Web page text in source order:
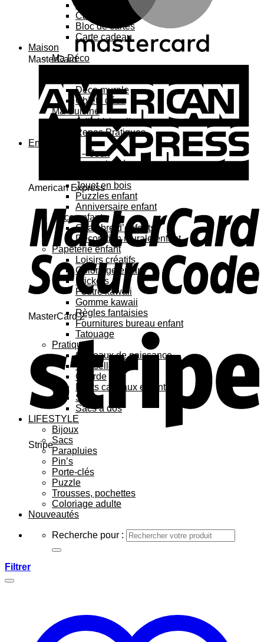
MasterCard
American Express
MasterCard 2
Stripe
Carte à sticker
Bloc de cartes
Carte cadeau
Maison
Ma Déco
Déco murale
Objets déco
Ma Cuisine
Jolie Vaisselle
Repas Pratiques
Enfant
Jouets – Jeux
Jouets bébé
Jouet en bois
Puzzles enfant
Anniversaire enfant
Déco enfant
Chambre d’enfants
Décoration murale enfant
Papeterie enfant
Loisirs créatifs
Coloriage enfant
Stickers
Feutre kawaii
Gomme kawaii
Règles fantaisies
Fournitures bureau enfant
Tatouage
Pratique
Cadeaux de naissance
Vaisselle
Gourde
Petits cadeaux enfant
Sacs
Sacs à dos
LIFESTYLE
Bijoux
Sacs
Parapluies
Pin’s
Porte-clés
Puzzle
Trousses, pochettes
Coloriage adulte
Nouveautés
Recherche pour :
Filtrer